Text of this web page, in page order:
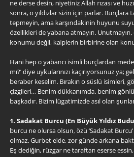
ne derse desin, niyetiniz Allah rızası ve
sonra, o yıldızlar sizin için parlar. Burçlara
tepmeyin, ama karşındakinin huyunu
özellikleri de yabana atmayın. Unutmayın,
konumu değil, kalplerin birbirine olan
Hani hep o yabancı isimli burçlardan medet
mı?’ diye uykularınızı kaçırıyorsunuz ya;
beraber keselim. Bırakın o süslü isimleri,
çizgileri… Benim dükkanımda, benim
başkadır. Bizim lügatimizde asıl olan
1. Sadakat Burcu (En Büyük Yıldız
burcu ne olursa olsun, özü ‘Sadakat
olmaz. Gurbet elde, zor günde arkana
Eş dediğin, rüzgar ne taraftan eserse